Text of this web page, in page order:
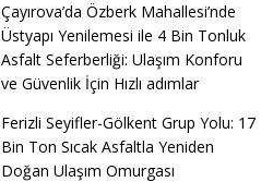
Çayırova’da Özberk Mahallesi’nde
Üstyapı Yenilemesi ile 4 Bin Tonluk
Asfalt Seferberliği: Ulaşım Konforu
ve Güvenlik İçin Hızlı adımlar
Ferizli Seyifler-Gölkent Grup Yolu: 17
Bin Ton Sıcak Asfaltla Yeniden
Doğan Ulaşım Omurgası